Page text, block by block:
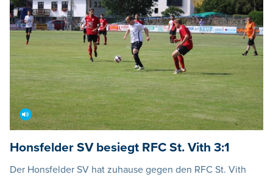
Honsfelder SV besiegt RFC St. Vith 3:1
Der Honsfelder SV hat zuhause gegen den RFC St. Vith